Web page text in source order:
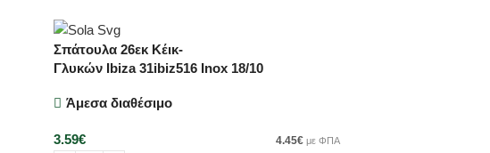
Σπάτουλα 26εκ Κέικ-
Γλυκών Ibiza 31ibiz516 Inox 18/10
Άμεσα διαθέσιμο
3.59€ 4.45€ με ΦΠΑ